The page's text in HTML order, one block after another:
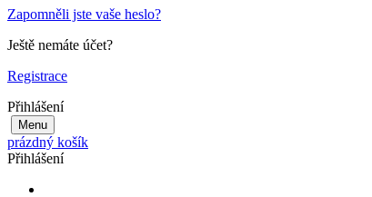
Zapomněli jste vaše heslo?
Ještě nemáte účet?
Registrace
Přihlášení
Menu
prázdný košík
Přihlášení